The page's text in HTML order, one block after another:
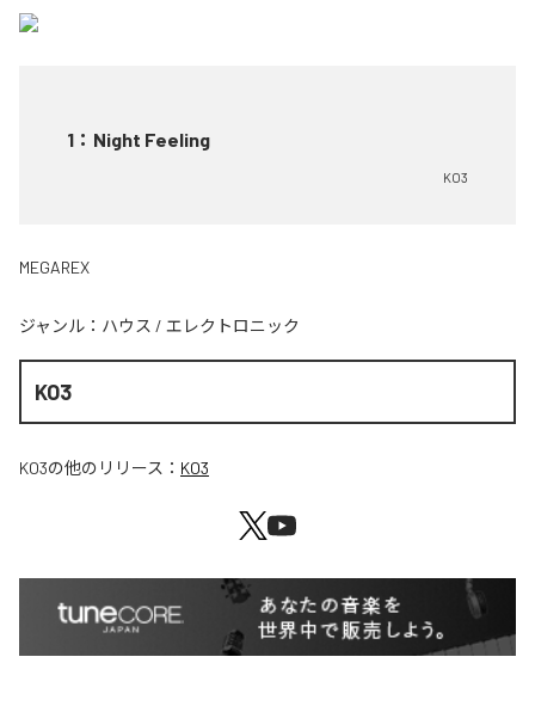
1 ： Night Feeling
KO3
MEGAREX
ジャンル： ハウス / エレクトロニック
KO3
KO3の他のリリース： KO3